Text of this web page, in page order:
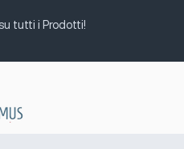
tutti i Prodotti!